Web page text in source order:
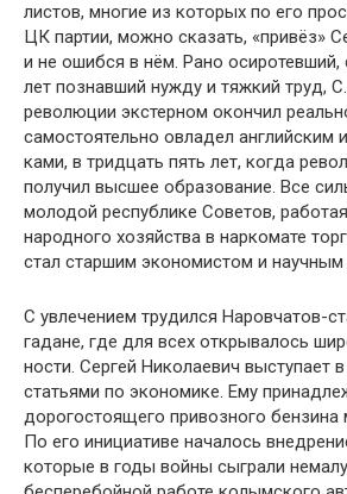
листов, многие из которых по его
ЦК партии, можно сказать, «привёз»
и не ошибся в нём. Рано осиротевший,
лет познавший нужду и тяжкий труд,
революции экстерном окончил
самостоятельно овладел
ками, в тридцать пять лет, когда
получил высшее образование. Все
молодой республике Советов,
народного хозяйства в наркомате
стал старшим экономистом и
С увлечением трудился Наровчатов-
гадане, где для всех открывалось
ности. Сергей Николаевич выступает
статьями по экономике. Ему
дорогостоящего привозного
По его инициативе началось
которые в годы войны сыграли